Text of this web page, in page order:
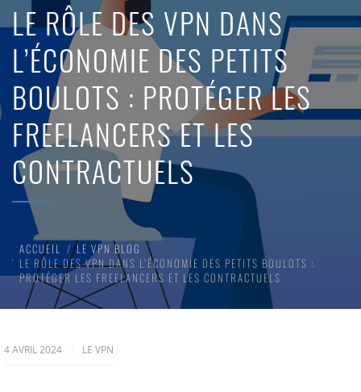
LE RÔLE DES VPN DANS
L’ÉCONOMIE DES PETITS
BOULOTS : PROTÉGER LES
FREELANCERS ET LES
CONTRACTUELS
ACCUEIL
LE VPN BLOG
LE RÔLE DES VPN DANS L’ÉCONOMIE DES PETITS BOULOTS :
PROTÉGER LES FREELANCERS ET LES CONTRACTUELS
4 AVRIL 2024 LE VPN